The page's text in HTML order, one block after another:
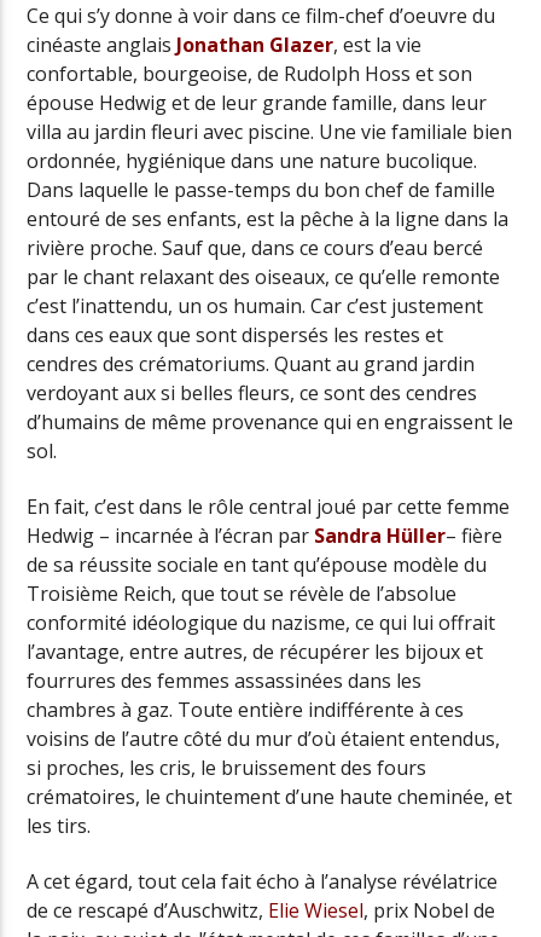
Ce qui s’y donne à voir dans ce film-chef d’oeuvre du
cinéaste anglais Jonathan Glazer, est la vie
confortable, bourgeoise, de Rudolph Hoss et son
épouse Hedwig et de leur grande famille, dans leur
villa au jardin fleuri avec piscine. Une vie familiale bien
ordonnée, hygiénique dans une nature bucolique.
Dans laquelle le passe-temps du bon chef de famille
entouré de ses enfants, est la pêche à la ligne dans la
rivière proche. Sauf que, dans ce cours d’eau bercé
par le chant relaxant des oiseaux, ce qu’elle remonte
c’est l’inattendu, un os humain. Car c’est justement
dans ces eaux que sont dispersés les restes et
cendres des crématoriums. Quant au grand jardin
verdoyantaux si belles fleurs, ce sont des cendres
d’humains de même provenance qui en engraissent le
sol.
En fait, c’est dans le rôle central joué par cette femme
Hedwig – incarnée à l’écran par Sandra Hüller– fière
de sa réussite sociale en tant qu’épouse modèle du
Troisième Reich, que tout se révèle de l’absolue
conformité idéologique du nazisme, ce qui lui offrait
l’avantage, entre autres, de récupérer les bijoux et
fourrures des femmes assassinées dans les
chambres à gaz. Toute entière indifférente à ces
voisins de l’autre côté du mur d’où étaient entendus,
si proches, les cris, le bruissement des fours
crématoires, le chuintement d’une haute cheminée, et
les tirs.
A cet égard, tout cela fait écho à l’analyse révélatrice
de ce rescapé d’Auschwitz, Elie Wiesel, prix Nobel de